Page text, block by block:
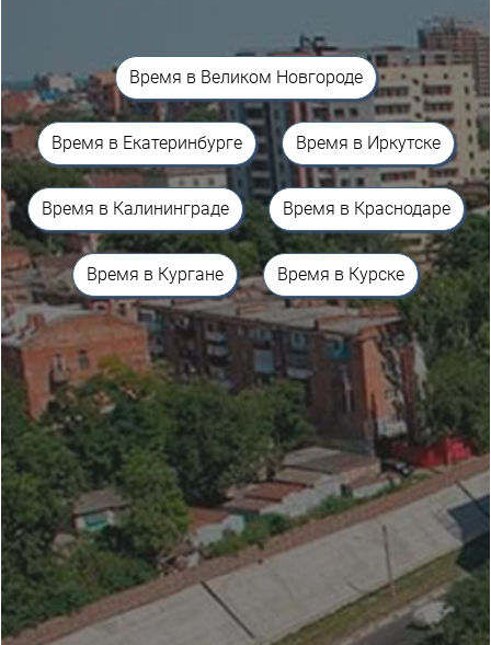
Время в Великом Новгороде
Время в Екатеринбурге Время в Иркутске
Время в Калининграде Время в Краснодаре
Время в Кургане Время в Курске